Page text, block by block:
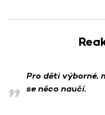
Pro děti výborné,
se něco naučí.